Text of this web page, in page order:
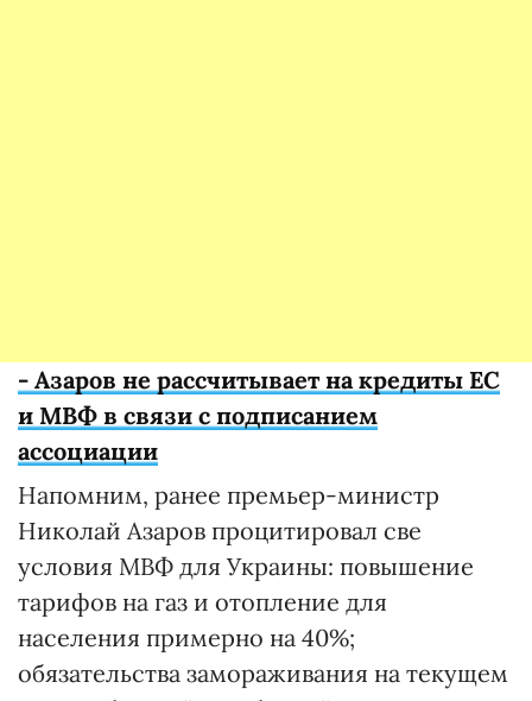
- Азаров не рассчитывает на кредиты ЕС
и МВФ в связи с подписанием
ассоциации
Напомним, ранее премьер-министр
Николай Азаров процитировал све
условия МВФ для Украины: повышение
тарифов на газ и отопление для
населения примерно на 40%;
обязательства замораживания на текущем